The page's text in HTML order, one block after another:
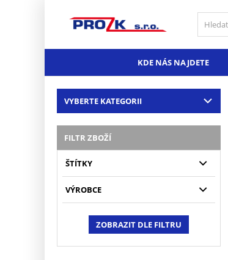
KDE NÁS NAJDETE
VYBERTE KATEGORII
FILTR ZBOŽÍ
ŠTÍTKY
VÝROBCE
ZOBRAZIT DLE FILTRU